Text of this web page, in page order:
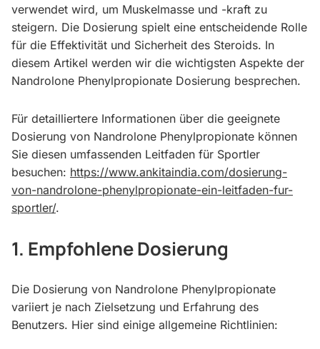
verwendet wird, um Muskelmasse und -kraft zu
steigern. Die Dosierung spielt eine entscheidende Rolle
für die Effektivität und Sicherheit des Steroids. In
diesem Artikel werden wir die wichtigsten Aspekte der
Nandrolone Phenylpropionate Dosierung besprechen.
Für detailliertere Informationen über die geeignete
Dosierung von Nandrolone Phenylpropionate können
Sie diesen umfassenden Leitfaden für Sportler
besuchen: https://www.ankitaindia.com/dosierung-
von-nandrolone-phenylpropionate-ein-leitfaden-fur-
sportler/.
1. Empfohlene Dosierung
Die Dosierung von Nandrolone Phenylpropionate
variiert je nach Zielsetzung und Erfahrung des
Benutzers. Hier sind einige allgemeine Richtlinien: